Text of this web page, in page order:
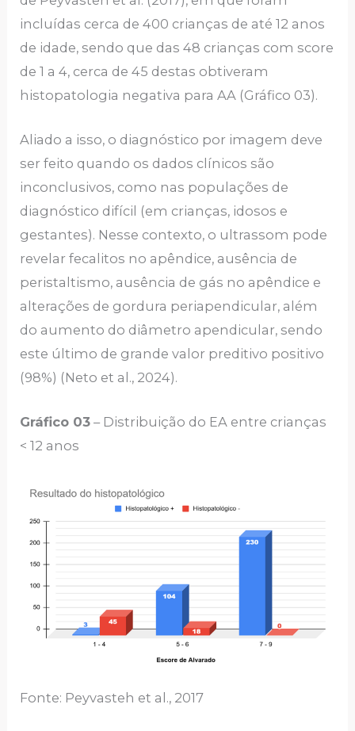
incluídas cerca de 400 crianças de até 12 anos
de idade, sendo que das 48 crianças com score
de 1 a 4, cerca de 45 destas obtiveram
histopatologia negativa para AA (Gráfico 03).
Aliado a isso, o diagnóstico por imagem deve
ser feito quando os dados clínicos são
inconclusivos, como nas populações de
diagnóstico difícil (em crianças, idosos e
gestantes). Nesse contexto, o ultrassom pode
revelar fecalitos no apêndice, ausência de
peristaltismo, ausência de gás no apêndice e
alterações de gordura periapendicular, além
do aumento do diâmetro apendicular, sendo
este último de grande valor preditivo positivo
(98%) (Neto et al., 2024).
Gráfico 03 – Distribuição do EA entre crianças
< 12 anos
Fonte: Peyvasteh et al., 2017